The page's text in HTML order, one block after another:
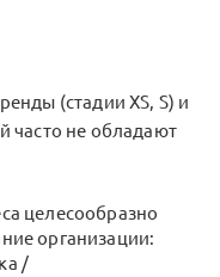
(стадии XS, S) и
часто не обладают
целесообразно
организации:
/